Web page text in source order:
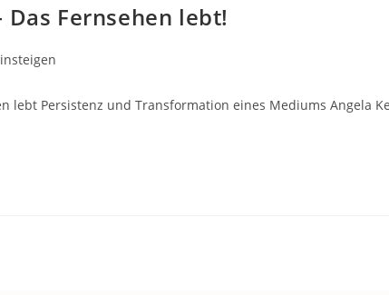
Das Fernsehen lebt!
lebt Persistenz und Transformation eines Mediums Angela